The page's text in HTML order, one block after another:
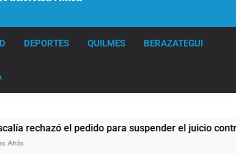
DEPORTES QUILMES BERAZATEGUI
el pedido para suspender el juicio contra Pity Alvarez